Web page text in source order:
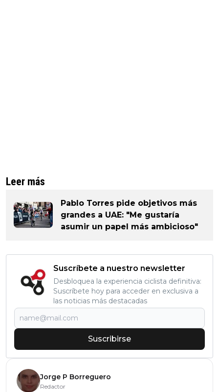
Leer más
Pablo Torres pide objetivos más
grandes a UAE: "Me gustaría
asumir un papel más ambicioso"
Suscríbete a nuestro newsletter
Desbloquea la experiencia ciclista definitiva:
Suscríbete hoy para acceder en exclusiva a
las noticias más destacadas
Suscribirse
Jorge P Borreguero
Redactor